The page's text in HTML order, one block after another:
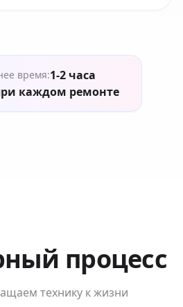
время:1-2 часа
каждом ремонте
процесс
технику к жизни